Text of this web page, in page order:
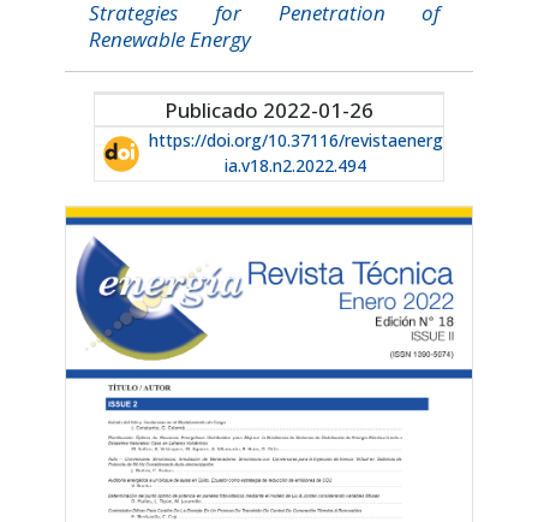
Strategies for Penetration of
Renewable Energy
Publicado 2022-01-26
https://doi.org/10.37116/revistaenerg
ia.v18.n2.2022.494